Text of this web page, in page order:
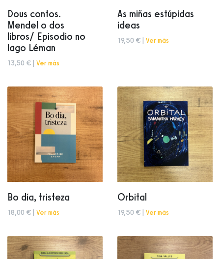
Dous contos.
Mendel o dos
libros/ Episodio no
lago Léman
13,50 € | Ver más
As miñas estúpidas
ideas
19,50 € | Ver más
Bo día, tristeza
18,00 € | Ver más
Orbital
19,50 € | Ver más